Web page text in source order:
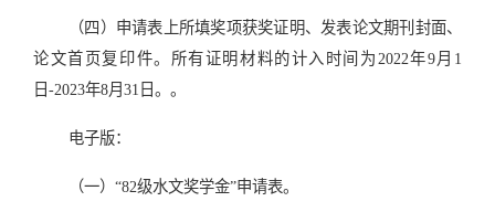
（四）申请表上所填奖项获奖证明、发表论文期刊封面、
论文首页复印件。所有证明材料的计入时间为2022年9月1
日-2023年8月31日。。
电子版：
（一）“82级水文奖学金”申请表。